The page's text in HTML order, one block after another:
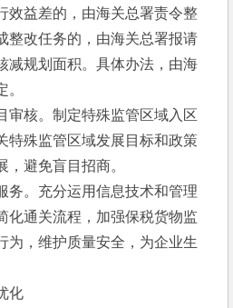
效益差的，由海关总署责令整
整改任务的，由海关总署报请
减规划面积。具体办法，由海
核。制定特殊监管区域入区
特殊监管区域发展目标和政策
，避免盲目招商。
。充分运用信息技术和管理
化通关流程，加强保税货物监
为，维护质量安全，为企业生
化